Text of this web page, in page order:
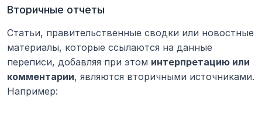
Вторичные отчеты
Статьи, правительственные сводки или новостные
материалы, которые ссылаются на данные
переписи, добавляя при этом интерпретацию или
комментарии, являются вторичными источниками.
Например: